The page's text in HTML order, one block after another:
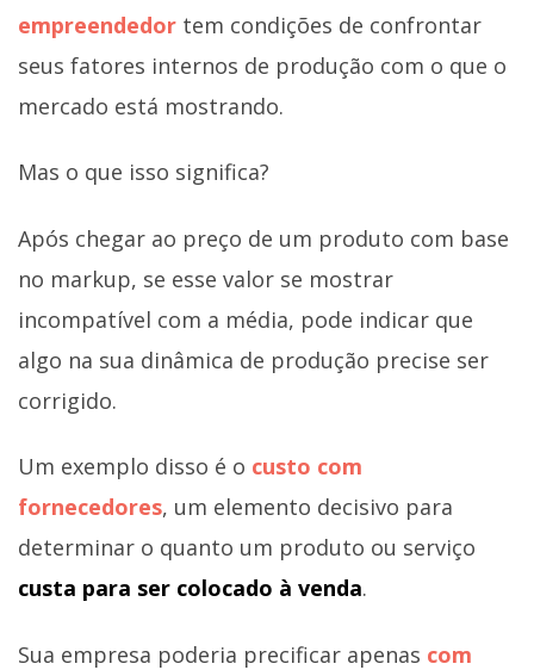
empreendedor tem condições de confrontar
seus fatores internos de produção com o que o
mercado está mostrando.
Mas o que isso significa?
Após chegar ao preço de um produto com base
no markup, se esse valor se mostrar
incompatível com a média, pode indicar que
algo na sua dinâmica de produção precise ser
corrigido.
Um exemplo disso é o custo com
fornecedores, um elemento decisivo para
determinar o quanto um produto ou serviço
custa para ser colocado à venda.
Sua empresa poderia precificar apenas com